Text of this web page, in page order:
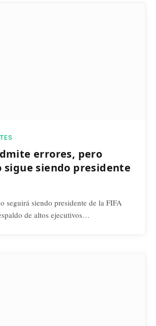
errores, pero
siendo presidente
seguirá siendo presidente de la FIFA
de altos ejecutivos…